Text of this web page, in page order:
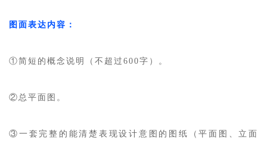
专
速
作
流
图面表达内容：
①简短的概念说明（不超过600字）。
②总平面图。
③一套完整的能清楚表现设计意图的图纸（平面图、立面